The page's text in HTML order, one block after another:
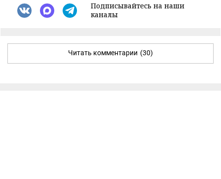
Подписывайтесь на наши
каналы
Читать комментарии (30)